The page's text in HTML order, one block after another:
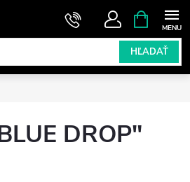
HĽADAŤ
KOŠÍK
DROP"